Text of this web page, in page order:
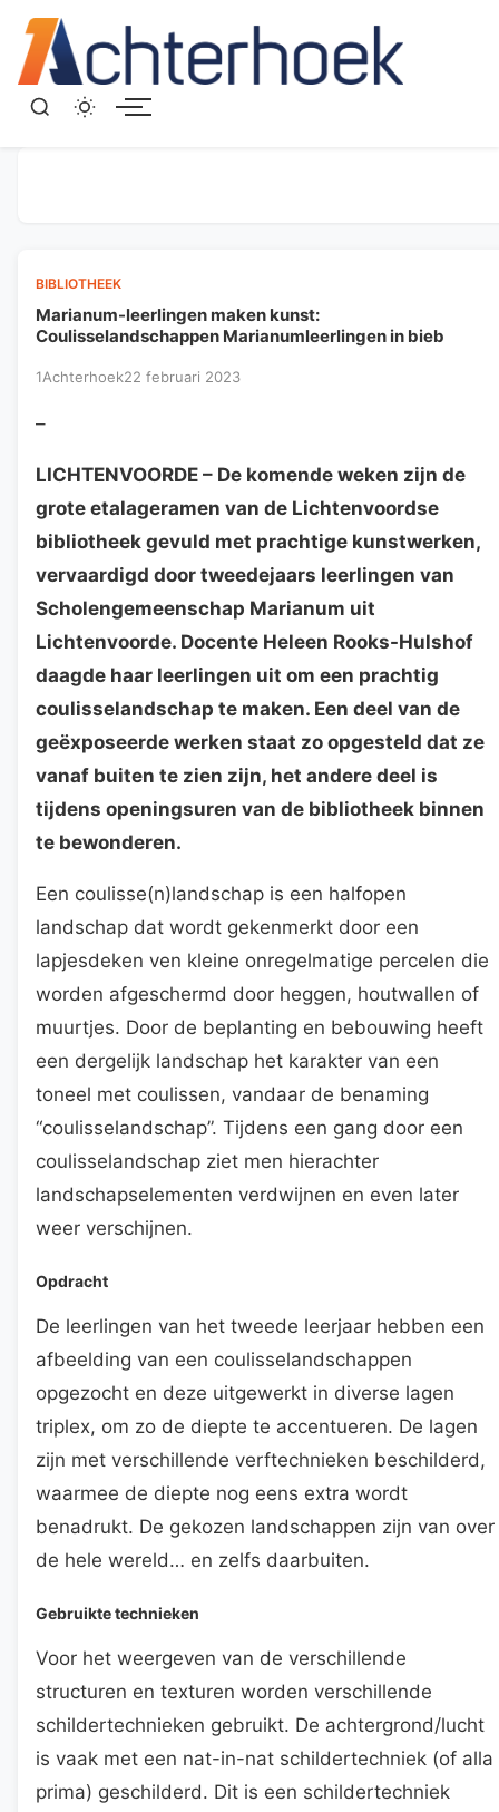
BIBLIOTHEEK
Marianum-leerlingen maken kunst:
Coulisselandschappen Marianumleerlingen in bieb
1Achterhoek22 februari 2023
–
LICHTENVOORDE – De komende weken zijn de
grote etalageramen van de Lichtenvoordse
bibliotheek gevuld met prachtige kunstwerken,
vervaardigd door tweedejaars leerlingen van
Scholengemeenschap Marianum uit
Lichtenvoorde. Docente Heleen Rooks-Hulshof
daagde haar leerlingen uit om een prachtig
coulisselandschap te maken. Een deel van de
geëxposeerde werken staat zo opgesteld dat ze
vanaf buiten te zien zijn, het andere deel is
tijdens openingsuren van de bibliotheek binnen
te bewonderen.
Een coulisse(n)landschap is een halfopen
landschap dat wordt gekenmerkt door een
lapjesdeken ven kleine onregelmatige percelen die
worden afgeschermd door heggen, houtwallen of
muurtjes. Door de beplanting en bebouwing heeft
een dergelijk landschap het karakter van een
toneel met coulissen, vandaar de benaming
“coulisselandschap”. Tijdens een gang door een
coulisselandschap ziet men hierachter
landschapselementen verdwijnen en even later
weer verschijnen.
Opdracht
De leerlingen van het tweede leerjaar hebben een
afbeelding van een coulisselandschappen
opgezocht en deze uitgewerkt in diverse lagen
triplex, om zo de diepte te accentueren. De lagen
zijn met verschillende verftechnieken beschilderd,
waarmee de diepte nog eens extra wordt
benadrukt. De gekozen landschappen zijn van over
de hele wereld… en zelfs daarbuiten.
Gebruikte technieken
Voor het weergeven van de verschillende
structuren en texturen worden verschillende
schildertechnieken gebruikt. De achtergrond/lucht
is vaak met een nat-in-nat schildertechniek (of alla
prima) geschilderd. Dit is een schildertechniek